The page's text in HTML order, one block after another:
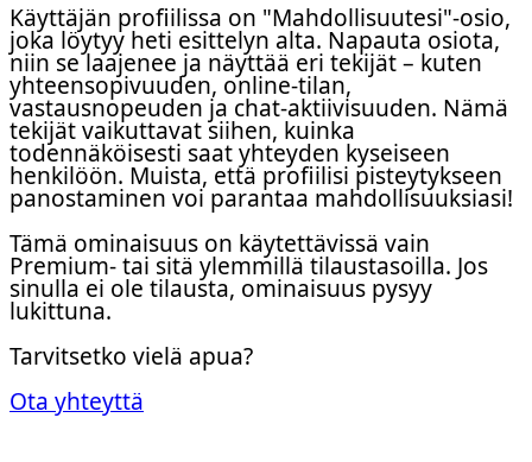
Käyttäjän profiilissa on "Mahdollisuutesi"-osio,
joka löytyy heti esittelyn alta. Napauta osiota,
niin se laajenee ja näyttää eri tekijät – kuten
yhteensopivuuden, online-tilan,
vastausnopeuden ja chat-aktiivisuuden. Nämä
tekijät vaikuttavat siihen, kuinka
todennäköisesti saat yhteyden kyseiseen
henkilöön. Muista, että profiilisi pisteytykseen
panostaminen voi parantaa mahdollisuuksiasi!
Tämä ominaisuus on käytettävissä vain
Premium- tai sitä ylemmillä tilaustasoilla. Jos
sinulla ei ole tilausta, ominaisuus pysyy
lukittuna.
Tarvitsetko vielä apua?
Ota yhteyttä